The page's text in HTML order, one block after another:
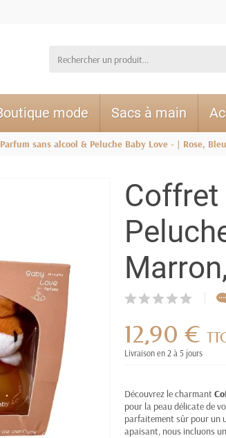
mode Sacs à main
sans alcool & Peluche Baby Love - | Rose,
12,90 €
Livraison en 2 à 5 jours
Découvrez le charmant
pour la peau délicate de
parfaitement sûr pour un
apaisant, nous incluons